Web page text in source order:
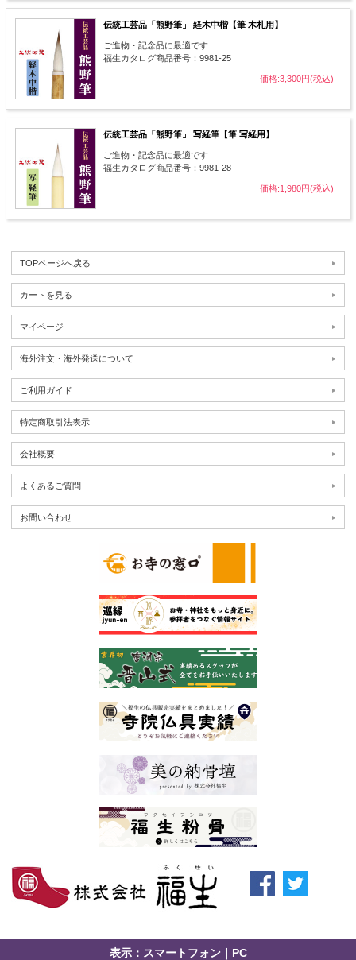
伝統工芸品「熊野筆」 経木中楷【筆 木札用】
ご進物・記念品に最適です
福生カタログ商品番号：9981-25
価格:3,300円(税込)
伝統工芸品「熊野筆」 写経筆【筆 写経用】
ご進物・記念品に最適です
福生カタログ商品番号：9981-28
価格:1,980円(税込)
TOPページへ戻る
カートを見る
マイページ
海外注文・海外発送について
ご利用ガイド
特定商取引法表示
会社概要
よくあるご質問
お問い合わせ
表示：スマートフォン｜ PC